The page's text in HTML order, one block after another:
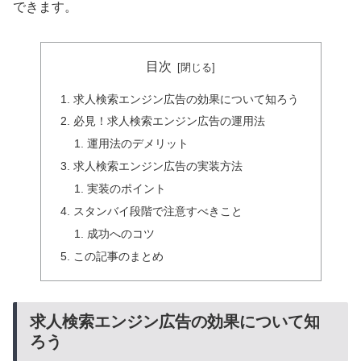
できます。
目次
求人検索エンジン広告の効果について知ろう
必見！求人検索エンジン広告の運用法
運用法のデメリット
求人検索エンジン広告の実装方法
実装のポイント
スタンバイ段階で注意すべきこと
成功へのコツ
この記事のまとめ
求人検索エンジン広告の効果について知
ろう